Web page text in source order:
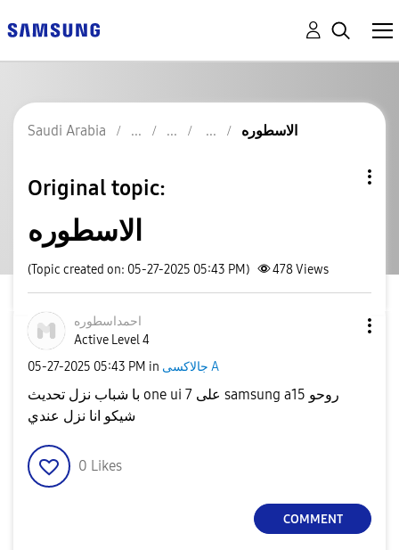
Saudi Arabia الاسطوره
Original topic:
الاسطوره
(Topic created on: 05-27-2025 05:43 PM) 478Views
احمداسطوره
Active Level 4
‎05-27-2025 05:43 PM in جالاكسى A
با شباب نزل تحديث one ui 7 على samsung a15 روحو
0 Likes
COMMENT